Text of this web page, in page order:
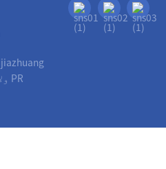
City، Hebei ولايت، د چين PR